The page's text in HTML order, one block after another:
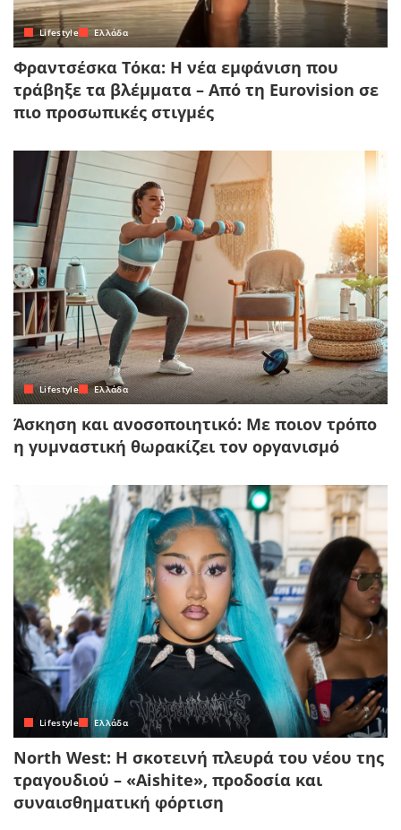
Lifestyle Ελλάδα
Φραντσέσκα Τόκα: Η νέα εμφάνιση που
τράβηξε τα βλέμματα – Από τη Eurovision σε
πιο προσωπικές στιγμές
Lifestyle Ελλάδα
Άσκηση και ανοσοποιητικό: Με ποιον τρόπο
η γυμναστική θωρακίζει τον οργανισμό
Lifestyle Ελλάδα
North West: Η σκοτεινή πλευρά του νέου της
τραγουδιού – «Aishite», προδοσία και
συναισθηματική φόρτιση